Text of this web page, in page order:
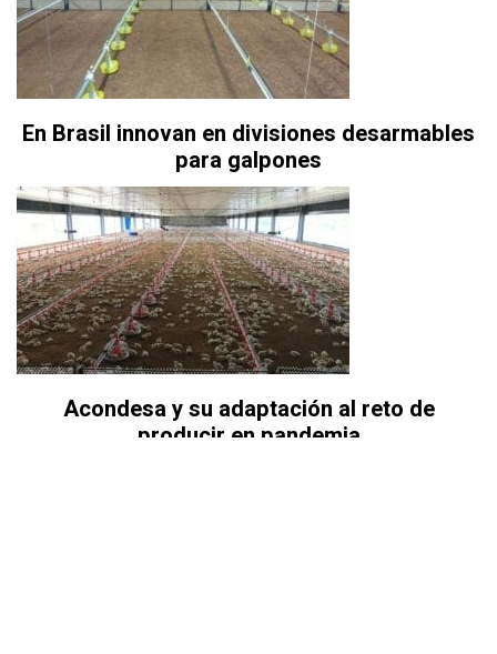
En Brasil innovan en divisiones desarmables
para galpones
Acondesa y su adaptación al reto de
producir en pandemia